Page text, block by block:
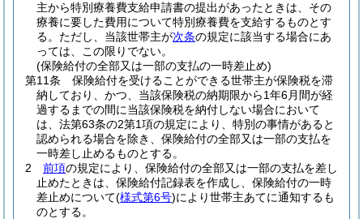
主から特別療養費支給申請書の提出があったときは、その
療養に要した費用について特別療養費を支給するものとす
る。 ただし、当該世帯主が次条の規定に該当する場合にあ
っては、この限りでない。
(保険給付の全部又は一部の支払の一時差止め)
第11条
保険給付を受けることができる世帯主が保険税を滞
納しており、かつ、当該保険税の納期限から1年6月間が経
過するまでの間に当該保険税を納付しない場合において
は、法第63条の2第1項の規定により、特別の事情があると
認められる場合を除き、保険給付の全部又は一部の支払を
一時差し止めるものとする。
2
前項の規定により、保険給付の全部又は一部の支払を差し
止めたときは、保険給付記録表を作成し、保険給付の一時
差止めについて(様式第6号)により世帯主あてに通知するも
のとする。